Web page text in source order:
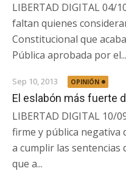
LIBERTAD DIGITAL 04/
faltan quienes
Constitucional que
Pública aprobada por el...
Sep 10, 2013 OPINIÓN
El eslabón más fuerte
LIBERTAD DIGITAL 10/
firme y pública negativa
a cumplir las
que a...